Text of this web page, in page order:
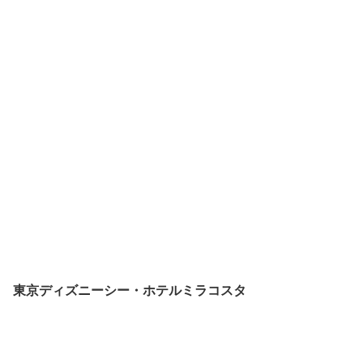
東京ディズニーシー・ホテルミラコスタ